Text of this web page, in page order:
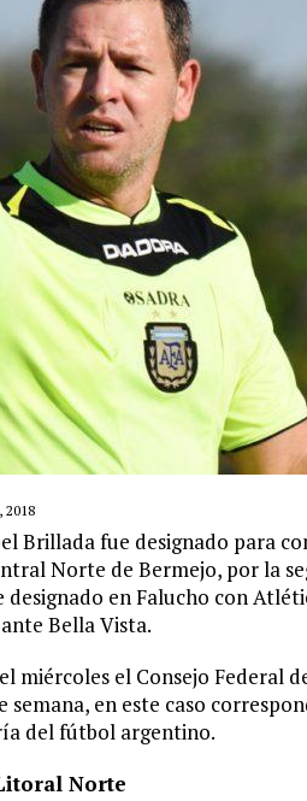
2018
Brillada fue designado para
Norte de Bermejo, por la
designado en Falucho con
Bella Vista.
miércoles el Consejo Federal
en este caso
del fútbol argentino.
Norte